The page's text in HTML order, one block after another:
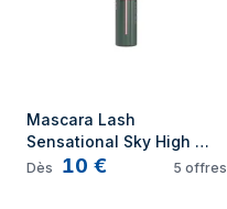
Mascara Lash
Sensational Sky High
#green altitude
Dès 10 € 5 offres